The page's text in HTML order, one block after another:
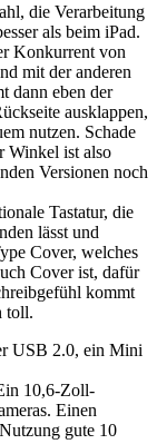
die Verarbeitung
als beim iPad.
Konkurrent von
mit der anderen
dann eben der
ausklappen,
nutzen. Schade
Winkel ist also
Versionen noch
Tastatur, die
lässt und
Cover, welches
Cover ist, dafür
kommt
toll.
USB 2.0, ein Mini
10,6-Zoll-
Einen
gute 10